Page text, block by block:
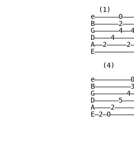
(1)
(4)